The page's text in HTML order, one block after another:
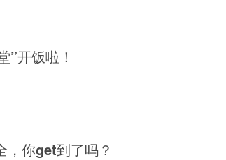
”开饭啦！
，你get到了吗？